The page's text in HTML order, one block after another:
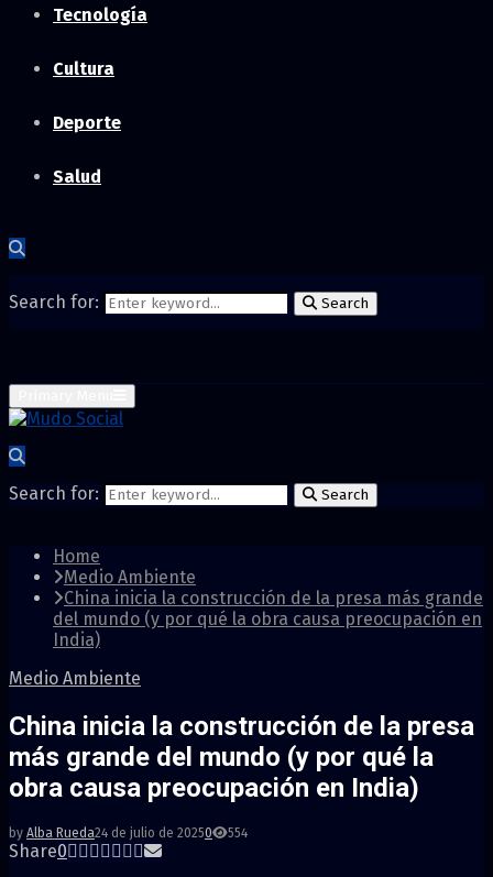
Tecnología
Cultura
Deporte
Salud
Search for: Search
Search for: Search
Home
Medio Ambiente
China inicia la construcción de la presa más grande
del mundo (y por qué la obra causa preocupación en
India)
Medio Ambiente
China inicia la construcción de la presa
más grande del mundo (y por qué la
obra causa preocupación en India)
by Alba Rueda24 de julio de 20250 554
Share0